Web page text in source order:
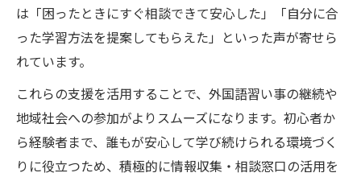
は「困ったときにすぐ相談できて安心した」「自分に合
った学習方法を提案してもらえた」といった声が寄せら
れています。
これらの支援を活用することで、外国語習い事の継続や
地域社会への参加がよりスムーズになります。初心者か
ら経験者まで、誰もが安心して学び続けられる環境づく
りに役立つため、積極的に情報収集・相談窓口の活用を